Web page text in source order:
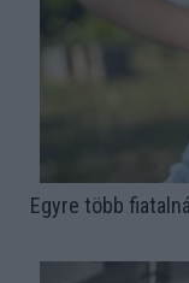
Egyre több